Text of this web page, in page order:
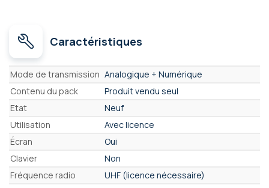
Caractéristiques
Caractéristiques
Mode de transmission Analogique + Numérique
Contenu du pack
Produit vendu seul
Etat
Neuf
Utilisation
Avec licence
Écran
Oui
Clavier
Non
Fréquence radio
UHF (licence nécessaire)